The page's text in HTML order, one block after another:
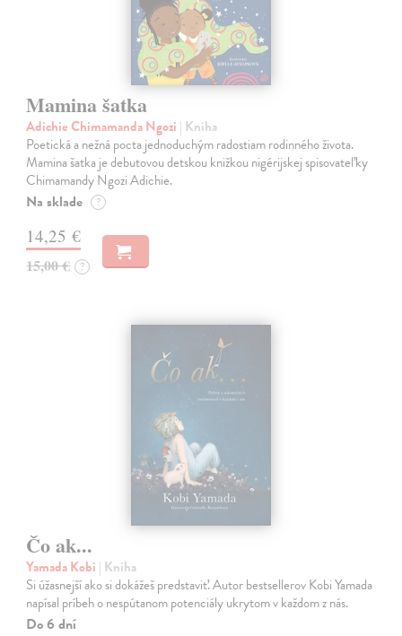
Mamina šatka
Adichie Chimamanda Ngozi | Kniha
Poetická a nežná pocta jednoduchým radostiam rodinného života.
Mamina šatka je debutovou detskou knižkou nigérijskej spisovateľky
Chimamandy Ngozi Adichie.
Na sklade ?
14,25 €
15,00 € ?
Čo ak...
Yamada Kobi | Kniha
Si úžasnejší ako si dokážeš predstaviť. Autor bestsellerov Kobi Yamada
napísal príbeh o nespútanom potenciály ukrytom v každom z nás.
Do 6 dní